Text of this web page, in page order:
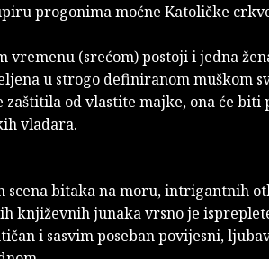
progonima moćne Katoličke
vremenu (srećom) postoji i jedna
u strogo definiranom muškom
zaštitila od vlastite majke, ona će biti
vladara.
scena bitaka na moru, intrigantnih
književnih junaka vrsno je
i sasvim poseban povijesni,